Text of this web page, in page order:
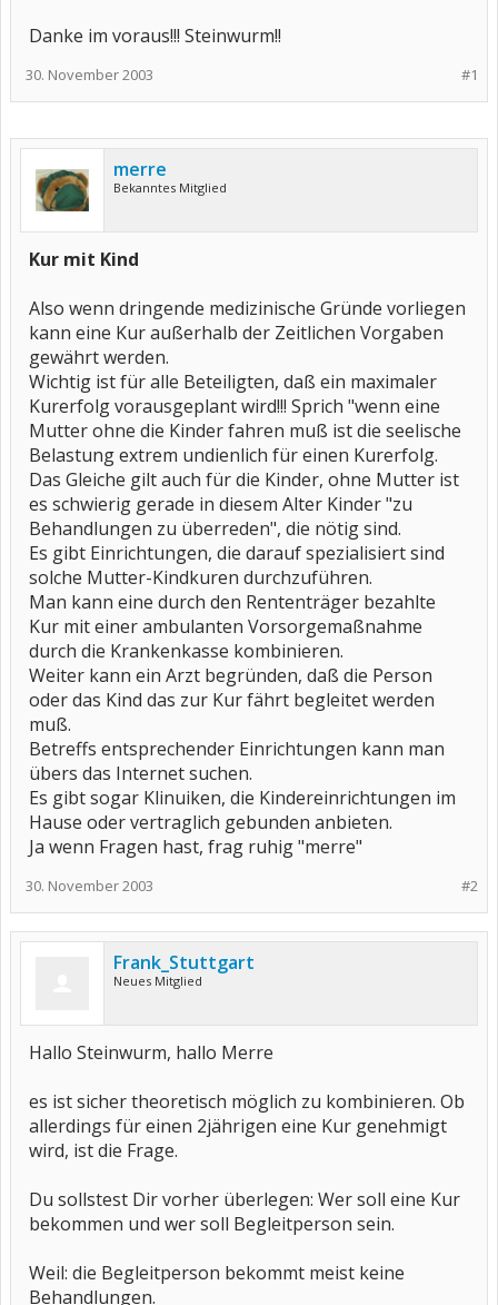
Danke im voraus!!! Steinwurm!!
#1
30. November 2003
merre
Bekanntes Mitglied
Kur mit Kind
Also wenn dringende medizinische Gründe vorliegen
kann eine Kur außerhalb der Zeitlichen Vorgaben
gewährt werden.
Wichtig ist für alle Beteiligten, daß ein maximaler
Kurerfolg vorausgeplant wird!!! Sprich "wenn eine
Mutter ohne die Kinder fahren muß ist die seelische
Belastung extrem undienlich für einen Kurerfolg.
Das Gleiche gilt auch für die Kinder, ohne Mutter ist
es schwierig gerade in diesem Alter Kinder "zu
Behandlungen zu überreden", die nötig sind.
Es gibt Einrichtungen, die darauf spezialisiert sind
solche Mutter-Kindkuren durchzuführen.
Man kann eine durch den Rententräger bezahlte
Kur mit einer ambulanten Vorsorgemaßnahme
durch die Krankenkasse kombinieren.
Weiter kann ein Arzt begründen, daß die Person
oder das Kind das zur Kur fährt begleitet werden
muß.
Betreffs entsprechender Einrichtungen kann man
übers das Internet suchen.
Es gibt sogar Klinuiken, die Kindereinrichtungen im
Hause oder vertraglich gebunden anbieten.
Ja wenn Fragen hast, frag ruhig "merre"
#2
30. November 2003
Frank_Stuttgart
Neues Mitglied
Hallo Steinwurm, hallo Merre
es ist sicher theoretisch möglich zu kombinieren. Ob
allerdings für einen 2jährigen eine Kur genehmigt
wird, ist die Frage.
Du sollstest Dir vorher überlegen: Wer soll eine Kur
bekommen und wer soll Begleitperson sein.
Weil: die Begleitperson bekommt meist keine
Behandlungen.